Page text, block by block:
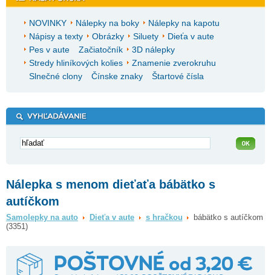
NOVINKY Nálepky na boky
Nálepky na kapotu
Nápisy a texty
Obrázky Siluety
Dieťa v aute
Pes v aute
Začiatočník
3D nálepky
Stredy hliníkových kolies
Znamenie zverokruhu
Slnečné clony
Čínske znaky Štartové čísla
Nálepka s menom dieťaťa bábätko s
autíčkom
Samolepky na auto Dieťa v aute s hračkou
bábätko s autíčkom
(3351)